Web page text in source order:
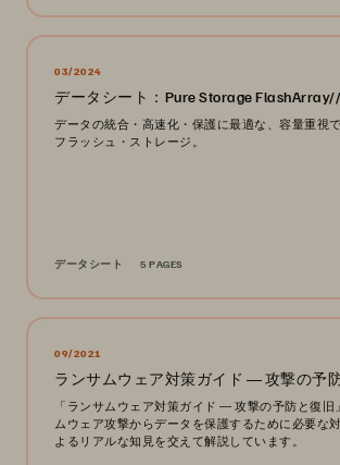
03/2024
データシート：Pure Storage
データの統合・高速化・保護に最適な、容量重視
フラッシュ・ストレージ。
データシート 5 PAGES
09/2021
ランサムウェア対策ガイド ― 攻撃の予
「ランサムウェア対策ガイド ― 攻撃の予防と復旧
ムウェア攻撃からデータを保護するために必要な
よるリアルな知見を交えて解説しています。